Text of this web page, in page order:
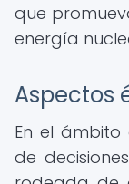
que
energía
Aspectos
En el
de